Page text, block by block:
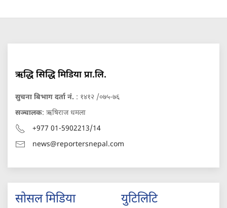
ऋद्धि सिद्धि मिडिया प्रा.लि.
सुचना बिभाग दर्ता नं. : १४१२ /०७५-७६
सञ्चालक: ऋषिराज धमला
+977 01-5902213/14
news@reportersnepal.com
सोसल मिडिया युटिलिटि